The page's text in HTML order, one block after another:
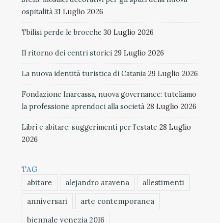
ospitalità 31 Luglio 2026
Tbilisi perde le brocche 30 Luglio 2026
Il ritorno dei centri storici 29 Luglio 2026
La nuova identità turistica di Catania 29 Luglio 2026
Fondazione Inarcassa, nuova governance: tuteliamo
la professione aprendoci alla società 28 Luglio 2026
Libri e abitare: suggerimenti per l’estate 28 Luglio
2026
TAG
abitare
alejandro aravena
allestimenti
anniversari
arte contemporanea
biennale venezia 2016